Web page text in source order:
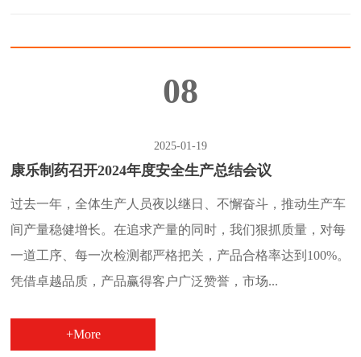
08
2025-01-19
康乐制药召开2024年度安全生产总结会议
过去一年，全体生产人员夜以继日、不懈奋斗，推动生产车
间产量稳健增长。在追求产量的同时，我们狠抓质量，对每
一道工序、每一次检测都严格把关，产品合格率达到100%。
凭借卓越品质，产品赢得客户广泛赞誉，市场...
+More